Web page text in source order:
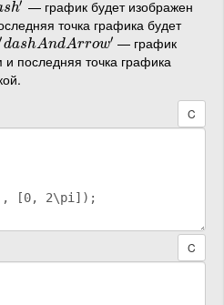
sh′
sh′
— график будет изображен
точка графика будет
′dashAndArrow′
′dashAndArrow′
— график
последняя точка графика
C
C